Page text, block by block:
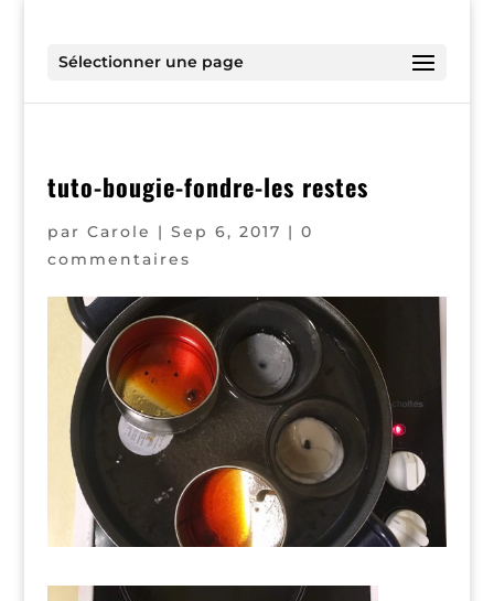
Sélectionner une page
tuto-bougie-fondre-les restes
par Carole | Sep 6, 2017 | 0
commentaires